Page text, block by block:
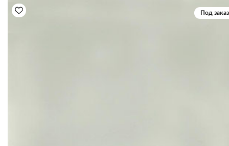
Под заказ